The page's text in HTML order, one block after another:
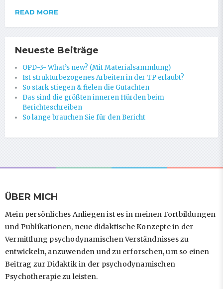
READ MORE
Neueste Beiträge
OPD-3- What’s new? (Mit Materialsammlung)
Ist strukturbezogenes Arbeiten in der TP erlaubt?
So stark stiegen & fielen die Gutachten
Das sind die größten inneren Hürden beim
Berichteschreiben
So lange brauchen Sie für den Bericht
ÜBER MICH
Mein persönliches Anliegen ist es in meinen Fortbildungen
und Publikationen, neue didaktische Konzepte in der
Vermittlung psychodynamischen Verständnisses zu
entwickeln, anzuwenden und zu erforschen, um so einen
Beitrag zur Didaktik in der psychodynamischen
Psychotherapie zu leisten.